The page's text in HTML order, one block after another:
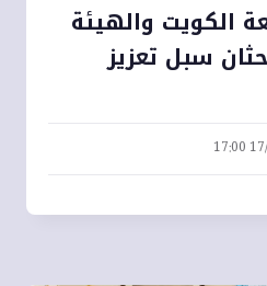
الكويت والهيئة
سبل تعزيز
17/